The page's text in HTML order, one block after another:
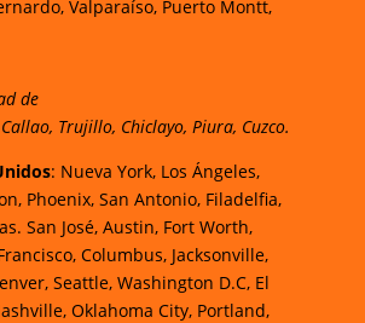
Valparaíso, Puerto Montt,
de
Callao, Trujillo, Chiclayo, Piura, Cuzco.
: Nueva York, Los Ángeles,
Phoenix, San Antonio, Filadelfia,
San José, Austin, Fort Worth,
Columbus, Jacksonville,
Seattle, Washington D.C, El
Oklahoma City, Portland,